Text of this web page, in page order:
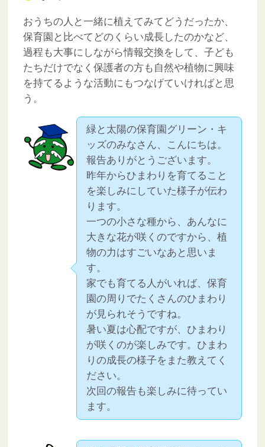
おうちの人と一緒に植えてみてどうだったか、
保育園と比べてどのくらい成長したのかなど、
過程も大事にしながら情報交換をして、子ども
たちだけでなく保護者の方も自然や植物に興味
を持てるような活動にもつなげていければと思
う。
緑と太陽の保育園グリーン・キ
ッズのみなさん、こんにちは。
報告ありがとうございます。
昨年からひまわりを育てること
を楽しみにしていた様子が伝わ
ります。
一つの小さな種から、あんなに
大きな花が咲くのですから、植
物の力はすごいなあと思いま
す。
家でも育てる人がいれば、保育
園の周りでたくさんのひまわり
が見られそうですね。
暑い夏は心配ですが、ひまわり
が咲くのが楽しみです。ひまわ
りの成長の様子をまた教えてく
ださい。
次回の報告も楽しみに待ってい
ます。